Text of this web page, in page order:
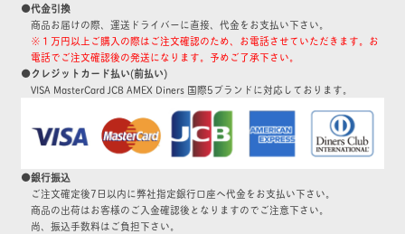
●代金引換
商品お届けの際、運送ドライバーに直接、代金をお支払い下さい。
※１万円以上ご購入の際はご注文確認のため、お電話させていただきます。お
電話でご注文確認後の発送になります。予めご了承下さい。
●クレジットカード払い(前払い)
VISA MasterCard JCB AMEX Diners 国際5ブランドに対応しております。
●銀行振込
ご注文確定後7日以内に弊社指定銀行口座へ代金をお支払い下さい。
商品の出荷はお客様のご入金確認後となりますのでご注意下さい。
尚、振込手数料はご負担下さい。